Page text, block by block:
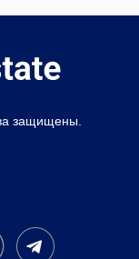
защищены.